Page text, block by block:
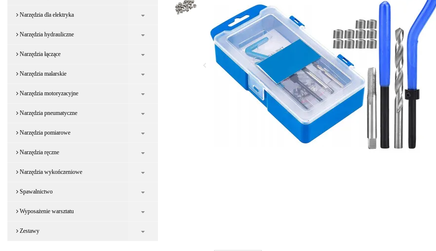
Narzędzia dla elektryka
Narzędzia hydrauliczne
Narzędzia łączące
Narzędzia malarskie
Narzędzia motoryzacyjne
Narzędzia pneumatyczne
Narzędzia pomiarowe
Narzędzia ręczne
Narzędzia wykończeniowe
Spawalnictwo
Wyposażenie warsztatu
Zestawy